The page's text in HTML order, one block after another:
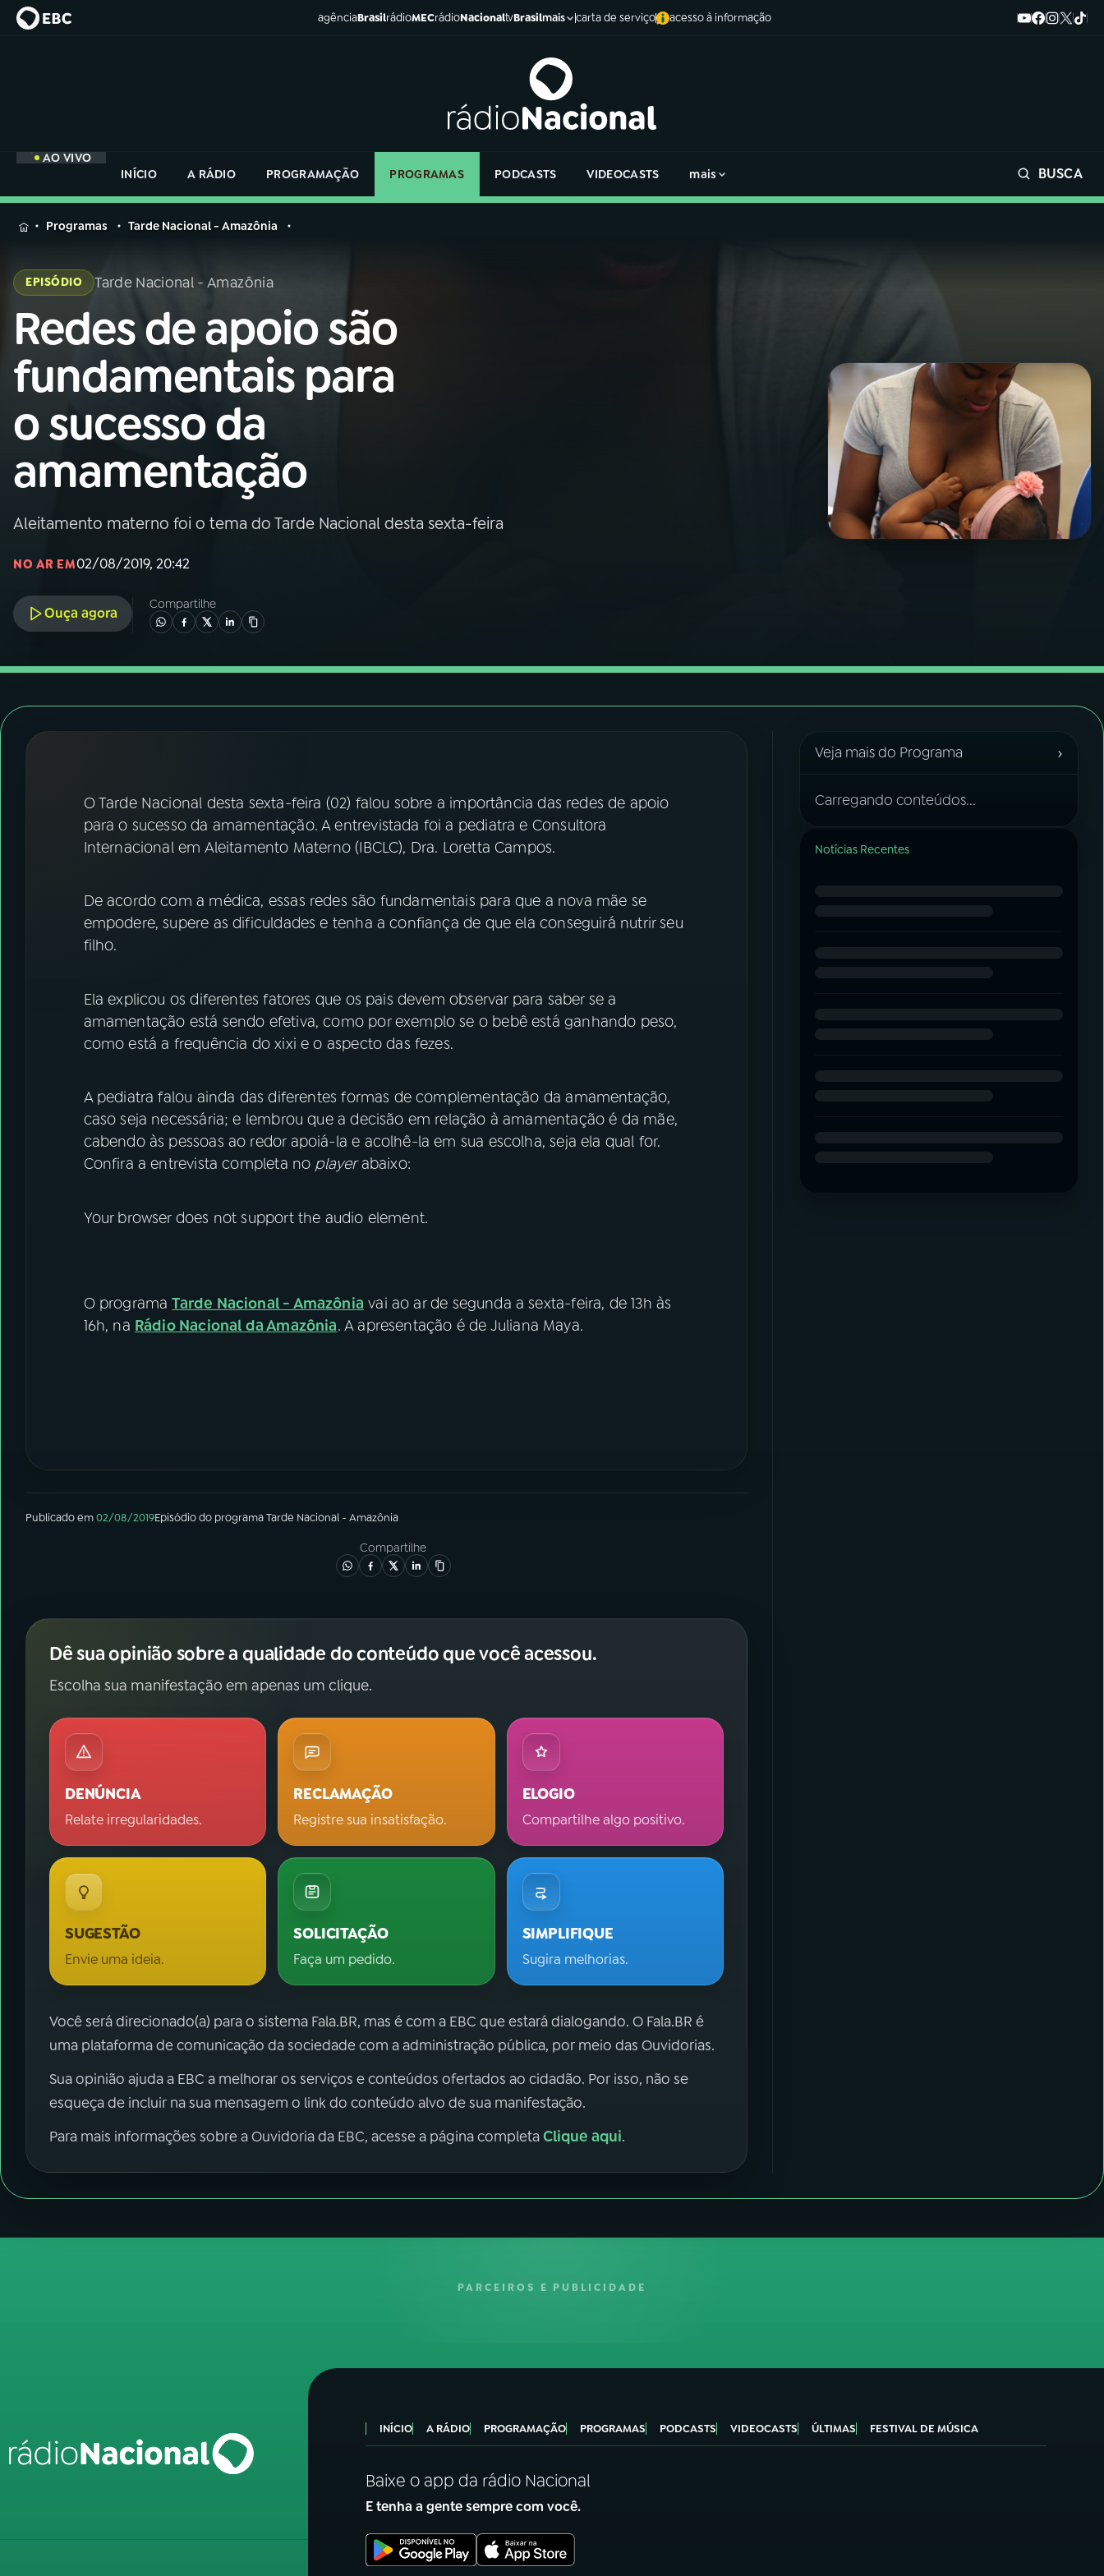
agênciaBrasilrádioMECrádioNacionaltvBrasilmais carta de serviço acesso à informação
AO VIVO
INÍCIO
A RÁDIO PROGRAMAÇÃO PROGRAMAS PODCASTS VIDEOCASTS mais BUSCA
MENU
Buscar
na
Rádio
Nacional
01INÍCIO
02A RÁDIO
03PROGRAMAÇÃO
05PODCASTS
FESTIVAL DE MÚSICA
ACOMPANHE A RÁDIO NACIONAL
Instagram X
na
Rádio
Programas Tarde Nacional - Amazônia
EPISÓDIO Tarde Nacional - Amazônia
Redes de apoio são
fundamentais para
o sucesso da
amamentação
Aleitamento materno foi o tema do Tarde Nacional desta sexta-feira
NO AR EM02/08/2019, 20:42
Ouça agora
Compartilhe
O Tarde Nacional desta sexta-feira (02) falou sobre a importância das redes de apoio
para o sucesso da amamentação. A entrevistada foi a pediatra e Consultora
Internacional em Aleitamento Materno (IBCLC), Dra. Loretta Campos.
De acordo com a médica, essas redes são fundamentais para que a nova mãe se
empodere, supere as dificuldades e tenha a confiança de que ela conseguirá nutrir seu
filho.
Ela explicou os diferentes fatores que os pais devem observar para saber se a
amamentação está sendo efetiva, como por exemplo se o bebê está ganhando peso,
como está a frequência do xixi e o aspecto das fezes.
A pediatra falou ainda das diferentes formas de complementação da amamentação,
caso seja necessária; e lembrou que a decisão em relação à amamentação é da mãe,
cabendo às pessoas ao redor apoiá-la e acolhê-la em sua escolha, seja ela qual for.
Confira a entrevista completa no playerabaixo:
Your browser does not support the audio element.
O programaTarde Nacional - Amazônia vai ao ar de segunda a sexta-feira, de 13h às
16h, na Rádio Nacional da Amazônia. A apresentação é de Juliana Maya.
Publicado em02/08/2019Episódiodo programaTarde Nacional - Amazônia
Compartilhe
Dê sua opinião sobre a qualidade do conteúdo que você acessou.
Escolha sua manifestação em apenas um clique.
DENÚNCIA
Relate irregularidades.
RECLAMAÇÃO
Registre sua insatisfação.
ELOGIO
Compartilhe algo positivo.
SUGESTÃO
Envie uma ideia.
SOLICITAÇÃO
Faça um pedido.
SIMPLIFIQUE
Sugira melhorias.
Você será direcionado(a) para o sistema Fala.BR, mas é com a EBC que estará dialogando. O Fala.BR é
uma plataforma de comunicação da sociedade com a administração pública, por meio das Ouvidorias.
Sua opinião ajuda a EBC a melhorar os serviços e conteúdos ofertados ao cidadão. Por isso, não se
esqueça de incluir na sua mensagem o link do conteúdo alvo de sua manifestação.
Para mais informações sobre a Ouvidoria da EBC, acesse a página completaClique aqui.
Veja mais do Programa ›
Carregando conteúdos...
Notícias Recentes
PARCEIROS E PUBLICIDADE
INÍCIO A RÁDIO PROGRAMAÇÃO PROGRAMAS PODCASTS VIDEOCASTS ÚLTIMAS FESTIVAL DE MÚSICA
Baixe o app da rádio Nacional
E tenha a gente sempre com você.